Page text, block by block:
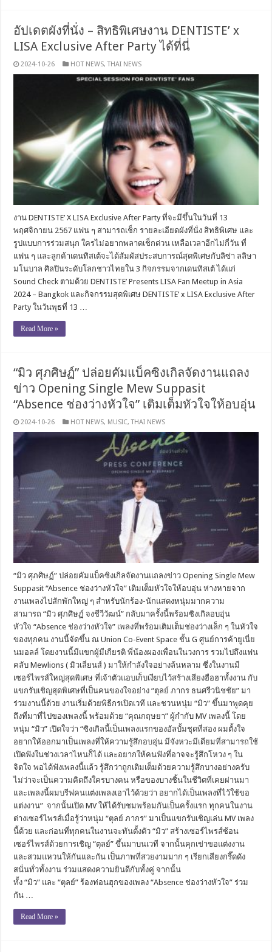
อัปเดตผังที่นั่ง – สิทธิพิเศษงาน DENTISTE’ x
LISA Exclusive After Party ได้ที่นี่
2024-10-26 HOT NEWS,THAI NEWS
งาน DENTISTE’ X LISA Exclusive After Party ที่จะมีขึ้นในวันที่ 13
พฤศจิกายน 2567 แฟน ๆ สามารถเช็ก รายละเอียดผังที่นั่ง สิทธิพิเศษ และ
รูปแบบการร่วมสนุก ใครไม่อยากพลาดเช็กด่วน เหลือเวลาอีกไม่กี่วัน ที่
แฟน ๆ และลูกค้าเดนทิสเต้จะได้สัมผัสประสบการณ์สุดพิเศษกับลิซ่า ลลิษา
มโนบาล ศิลปินระดับโลกชาวไทยใน 3 กิจกรรมจากเดนทิสเต้ ได้แก่
Sound Check ตามด้วย DENTISTE’ Presents LISA Fan Meetup in Asia
2024 – Bangkok และกิจกรรมสุดพิเศษ DENTISTE’ x LISA Exclusive After
Party ในวันพุธที่ 13 …
Read More »
“มิว ศุภศิษฏ์” ปล่อยคัมแบ็คซิงเกิลจัดงานแถลง
ข่าว Opening Single Mew Suppasit
“Absence ช่องว่างหัวใจ” เติมเต็มหัวใจให้อบอุ่น
2024-10-26 HOT NEWS, MUSIC,THAI NEWS
“มิว ศุภศิษฏ์” ปล่อยคัมแบ็คซิงเกิลจัดงานแถลงข่าว Opening Single Mew
Suppasit “Absence ช่องว่างหัวใจ” เติมเต็มหัวใจให้อบอุ่น ห่างหายจาก
งานเพลงไปสักพักใหญ่ ๆ สำหรับนักร้อง-นักแสดงหนุ่มมากความ
สามารถ “มิว ศุภศิษฏ์ จงชีวีวัฒน์” กลับมาครั้งนี้พร้อมซิงเกิลอบอุ่น
หัวใจ “Absence ช่องว่างหัวใจ” เพลงที่พร้อมเติมเต็มช่องว่างเล็ก ๆ ในหัวใจ
ของทุกคน งานนี้จัดขึ้น ณ Union Co-Event Space ชั้น G ศูนย์การค้ายูเนี่ย
นมอลล์ โดยงานนี้มีแขกผู้มีเกียรติ พี่น้องผองเพื่อนในวงการ รวมไปถึงแฟน
คลับ Mewlions ( มิวเลี่ยนส์ ) มาให้กำลังใจอย่างล้นหลาม ซึ่งในงานมี
เซอร์ไพรส์ใหญ่สุดพิเศษ ที่เจ้าตัวแอบเก็บเงียบไว้สร้างเสียงฮือฮาทั้งงาน กับ
แขกรับเชิญสุดพิเศษที่เป็นคนของใจอย่าง “ตุลย์ ภากร ธนศรีวนิชชัย” มา
ร่วมงานนี้ด้วย งานเริ่มด้วยพิธีกรเปิดเวที และชวนหนุ่ม “มิว” ขึ้นมาพูดคุย
ถึงที่มาที่ไปของเพลงนี้ พร้อมด้วย “คุณกฤษยา” ผู้กำกับ MV เพลงนี้ โดย
หนุ่ม “มิว” เปิดใจว่า “ซิงเกิลนี้เป็นเพลงแรกของอัลบั้มชุดที่สอง ผมตั้งใจ
อยากให้ออกมาเป็นเพลงที่ให้ความรู้สึกอบอุ่น มีจังหวะมีเดียมที่สามารถใช้
เปิดฟังในช่วงเวลาไหนก็ได้ และอยากให้คนฟังที่อาจจะรู้สึกโหวง ๆ ใน
จิตใจ พอได้ฟังเพลงนี้แล้ว รู้สึกว่าถูกเติมเต็มด้วยความรู้สึกบางอย่างครับ
ไม่ว่าจะเป็นความคิดถึงใครบางคน หรือของบางชิ้นในชีวิตที่เคยผ่านมา
และเพลงนี้ผมบรีฟคนแต่งเพลงเอาไว้ด้วยว่า อยากได้เป็นเพลงที่ไว้ใช้ขอ
แต่งงาน” จากนั้นเปิด MV ให้ได้รับชมพร้อมกันเป็นครั้งแรก ทุกคนในงาน
ต่างเซอร์ไพรส์เมื่อรู้ว่าหนุ่ม “ตุลย์ ภากร” มาเป็นแขกรับเชิญเล่น MV เพลง
นี้ด้วย และก่อนที่ทุกคนในงานจะทันตั้งตัว “มิว” สร้างเซอร์ไพรส์ซ้อน
เซอร์ไพรส์ด้วยการเชิญ “ตุลย์” ขึ้นมาบนเวที จากนั้นคุกเข่าขอแต่งงาน
และสวมแหวนให้กันและกัน เป็นภาพที่สวยงามมาก ๆ เรียกเสียงกรี๊ดดัง
สนั่นทั่วทั้งงาน ร่วมแสดงความยินดีกับทั้งคู่ จากนั้น
ทั้ง “มิว” และ “ตุลย์” ร้องท่อนฮุกของเพลง “Absence ช่องว่างหัวใจ” ร่วม
กัน …
Read More »